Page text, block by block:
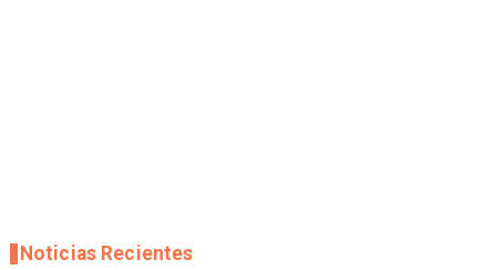
Noticias Recientes